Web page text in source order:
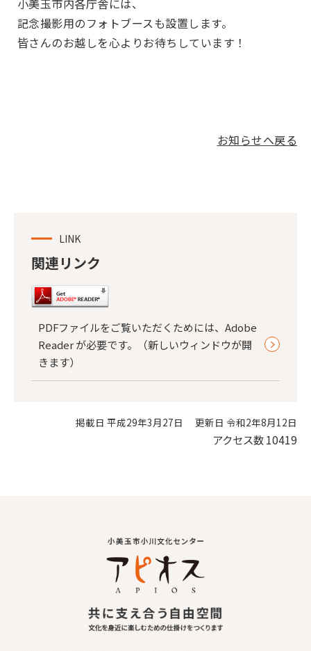
小美玉市内各庁舎には、
記念撮影用のフォトブースも設置します。
皆さんのお越しを心よりお待ちしています！
お知らせへ戻る
LINK
関連リンク
PDFファイルをご覧いただくためには、Adobe
Reader が必要です。（新しいウィンドウが開
きます）
掲載日 平成29年3月27日 更新日 令和2年8月12日
アクセス数10419